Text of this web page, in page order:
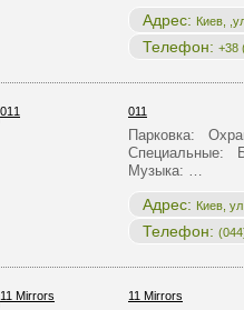
Адрес: Киев,
Телефон: +38
011
Парковка:
Специальные:
Музыка: …
Адрес: Киев,
Телефон:
11 Mirrors